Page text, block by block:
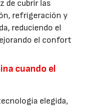
de cubrir las
refrigeración y
reduciendo el
el confort
cuando el
elegida,